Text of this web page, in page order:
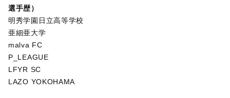
選手歴）
明秀学園日立高等学校
亜細亜大学
malva FC
P_LEAGUE
LFYR SC
LAZO YOKOHAMA